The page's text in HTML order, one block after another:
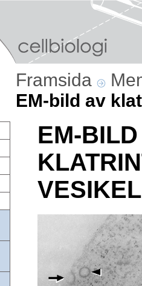
Framsida
EM-bild av
EM-
VESIKEL